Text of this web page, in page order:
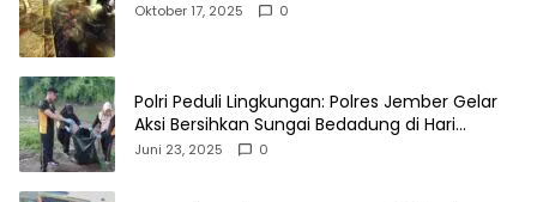
Bantu Pengendara
Oktober 17, 2025 0
Polri Peduli Lingkungan: Polres Jember Gelar
Aksi Bersihkan Sungai Bedadung di Hari
Bhayangkara ke-79
Juni 23, 2025 0